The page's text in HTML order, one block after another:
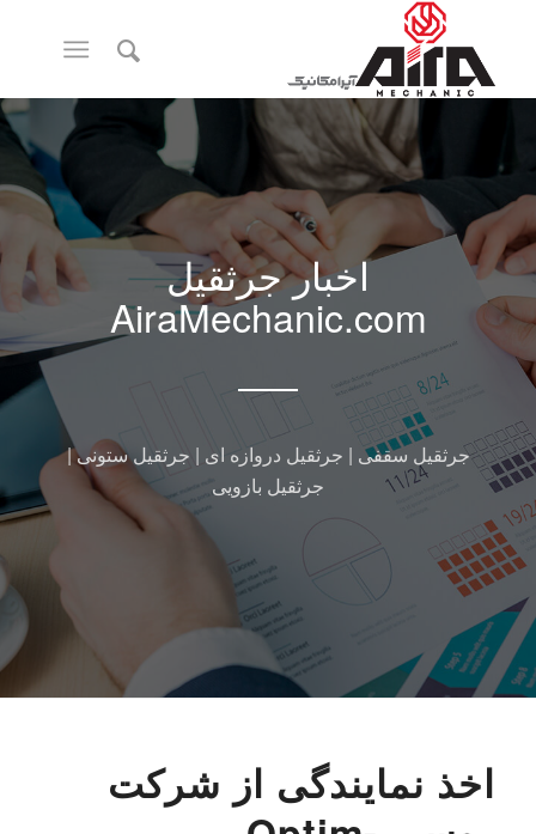
اخبار جرثقیل
AiraMechanic.com
جرثقیل سقفی | جرثقیل دروازه ای | جرثقیل ستونی |
جرثقیل بازویی
اخذ نمایندگی از شرکت